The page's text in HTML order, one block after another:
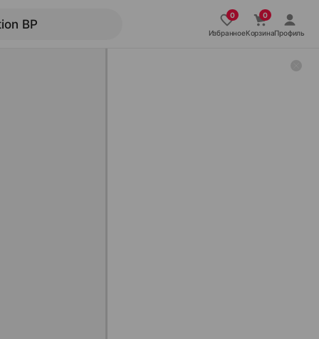
ИзбранноеКорзинаПрофиль